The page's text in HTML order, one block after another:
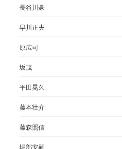
長谷川豪
早川正夫
原広司
坂茂
平田晃久
藤本壮介
藤森照信
堀部安嗣